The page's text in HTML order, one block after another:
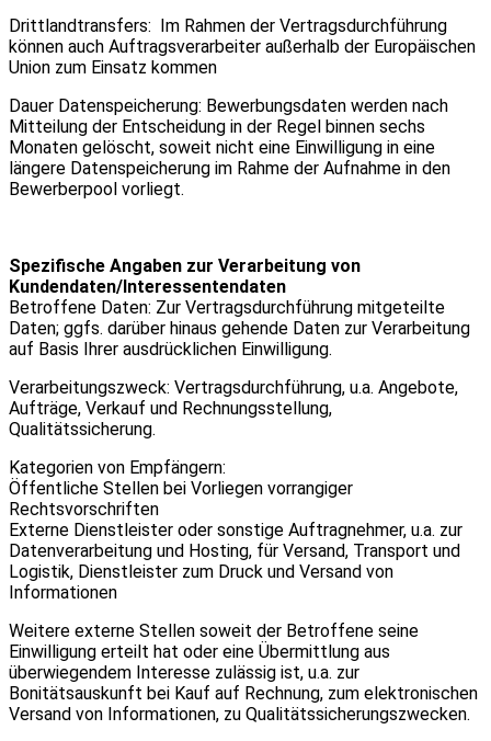
Drittlandtransfers: Im Rahmen der Vertragsdurchführung
können auch Auftragsverarbeiter außerhalb der Europäischen
Union zum Einsatz kommen
Dauer Datenspeicherung: Bewerbungsdaten werden nach
Mitteilung der Entscheidung in der Regel binnen sechs
Monaten gelöscht, soweit nicht eine Einwilligung in eine
längere Datenspeicherung im Rahme der Aufnahme in den
Bewerberpool vorliegt.
Spezifische Angaben zur Verarbeitung von
Kundendaten/Interessentendaten
Betroffene Daten: Zur Vertragsdurchführung mitgeteilte
Daten; ggfs. darüber hinaus gehende Daten zur Verarbeitung
auf Basis Ihrer ausdrücklichen Einwilligung.
Verarbeitungszweck: Vertragsdurchführung, u.a. Angebote,
Aufträge, Verkauf und Rechnungsstellung,
Qualitätssicherung.
Kategorien von Empfängern:
Öffentliche Stellen bei Vorliegen vorrangiger
Rechtsvorschriften
Externe Dienstleister oder sonstige Auftragnehmer, u.a. zur
Datenverarbeitung und Hosting, für Versand, Transport und
Logistik, Dienstleister zum Druck und Versand von
Informationen
Weitere externe Stellen soweit der Betroffene seine
Einwilligung erteilt hat oder eine Übermittlung aus
überwiegendem Interesse zulässig ist, u.a. zur
Bonitätsauskunft bei Kauf auf Rechnung, zum elektronischen
Versand von Informationen, zu Qualitätssicherungszwecken.